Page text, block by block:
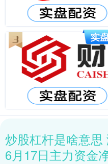
炒股杠杆是啥意思
6月17日主力资金